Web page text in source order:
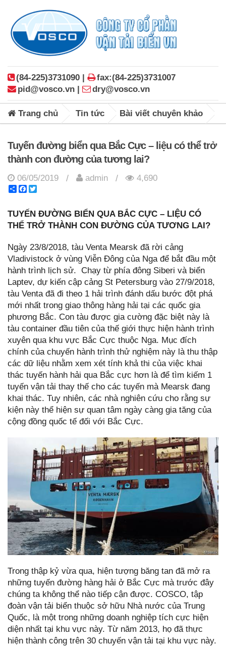
(84-225)3731090 |
fax:(84-225)3731007
pid@vosco.vn |
dry@vosco.vn
Trang chủ Tin tức Bài viết chuyên khảo
Tuyến đường biển qua Bắc Cực – liệu có thể trở
thành con đường của tương lai?
06/05/2019 / admin /
4,690
ShareFacebook
TUYẾN ĐƯỜNG BIỂN QUA BẮC CỰC – LIỆU CÓ
THỂ TRỞ THÀNH CON ĐƯỜNG CỦA TƯƠNG LAI?
Ngày 23/8/2018, tàu Venta Mearsk đã rời cảng
Vladivistock ở vùng Viễn Đông của Nga để bắt đầu một
hành trình lịch sử. Chạy từ phía đông Siberi và biển
Laptev, dự kiến cập cảng St Petersburg vào 27/9/2018,
tàu Venta đã đi theo 1 hải trình đánh dấu bước đột phá
mới nhất trong giao thông hàng hải tại các quốc gia
phương Bắc. Con tàu được gia cường đặc biệt này là
tàu container đầu tiên của thế giới thực hiện hành trình
xuyên qua khu vực Bắc Cực thuộc Nga. Mục đích
chính của chuyến hành trình thử nghiệm này là thu thập
các dữ liệu nhằm xem xét tính khả thi của việc khai
thác tuyến hành hải qua Bắc cực hơn là để tìm kiếm 1
tuyến vận tải thay thế cho các tuyến mà Mearsk đang
khai thác. Tuy nhiên, các nhà nghiên cứu cho rằng sự
kiện này thể hiện sự quan tâm ngày càng gia tăng của
cộng đồng quốc tế đối với Bắc Cực.
Trong thập kỷ vừa qua, hiện tượng băng tan đã mở ra
những tuyến đường hàng hải ở Bắc Cực mà trước đây
chúng ta không thể nào tiếp cận được. COSCO, tập
đoàn vận tải biển thuộc sở hữu Nhà nước của Trung
Quốc, là một trong những doanh nghiệp tích cực hiện
diện nhất tại khu vực này. Từ năm 2013, họ đã thực
hiện thành công trên 30 chuyến vận tải tại khu vực này.